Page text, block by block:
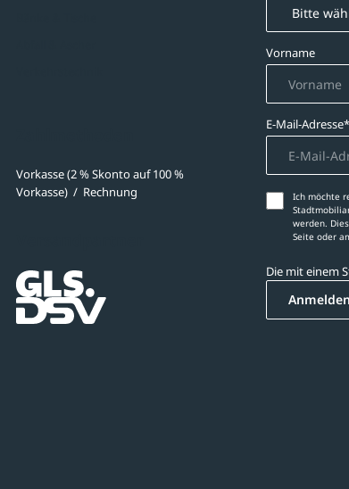
Vorkasse (2 % Skonto auf 100 %
Vorkasse) / Rechnung
Vorname
E-Mail-Adresse*
Ich möchte
werden.
Seite oder
Die mit einem
Anmelden